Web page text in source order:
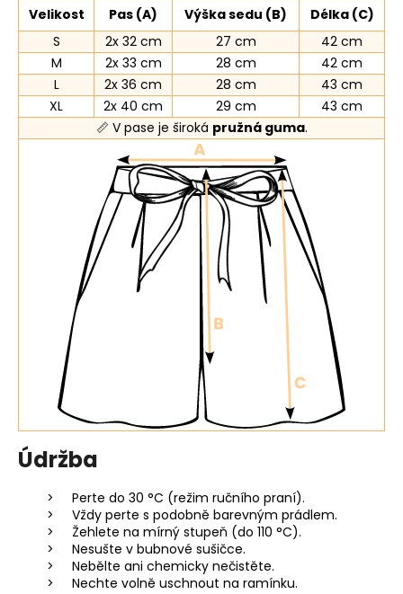
Velikost
Pas (A) Výška sedu (B)
Délka (C)
S
2x 32 cm 27 cm
42 cm
M
2x 33 cm 28 cm
42 cm
L
2x 36 cm 28 cm
43 cm
XL
2x 40 cm 29 cm
43 cm
📏 V pase je široká pružná guma.
Údržba
Perte do 30 °C (režim ručního praní).
Vždy perte s podobně barevným prádlem.
Žehlete na mírný stupeň (do 110 °C).
Nesušte v bubnové sušičce.
Nebělte ani chemicky nečistěte.
Nechte volně uschnout na ramínku.